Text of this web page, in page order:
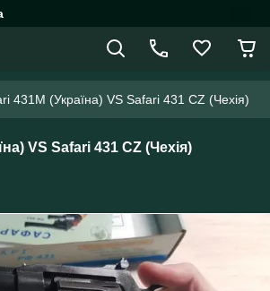
431M (Україна) VS Safari 431 CZ (Чехія)
VS Safari 431 CZ (Чехія)